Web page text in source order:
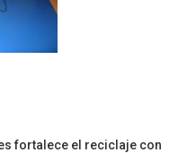
fortalece el reciclaje con